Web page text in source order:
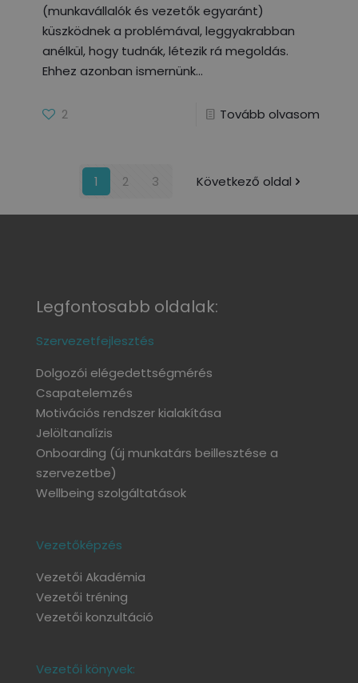
(munkavállalók és vezetők egyaránt)
küszködnek a problémával, leggyakrabban
anélkül, hogy tudnák, létezik rá megoldás.
Ehhez azonban ismernünk
2 Tovább olvasom
1 2 3 Következő oldal
Legfontosabb oldalak:
Szervezetfejlesztés
Dolgozói elégedettségmérés
Csapatelemzés
Motivációs rendszer kialakítása
Jelöltanalízis
Onboarding (új munkatárs beillesztése a
szervezetbe)
Wellbeing szolgáltatások
Vezetőképzés
Vezetői Akadémia
Vezetői tréning
Vezetői konzultáció
Vezetői könyvek: